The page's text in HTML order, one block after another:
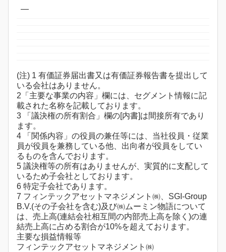
―
(注) 1 有価証券届出書又は有価証券報告書を提出して
いる会社はありません。
2「主要な事業の内容」欄には、セグメント情報に記
載された名称を記載しております。
3 「議決権の所有割合」欄の[内書]は間接所有であり
ます。
4 「関係内容」の役員の兼任等には、当社役員・従業
員が役員を兼務している他、出向者が役員をしてい
るものを含んでおります。
5 議決権等の所有はありませんが、実質的に支配して
いるため子会社としております。
6 特定子会社であります。
7 フィンテックアセットマネジメント㈱、SGI-Group
B.V.(その子会社を含む)及び㈱ムーミン物語について
は、売上高(連結会社相互間の内部売上高を除く)の連
結売上高に占める割合が10%を超えております。
主要な損益情報等
フィンテックアセットマネジメント㈱